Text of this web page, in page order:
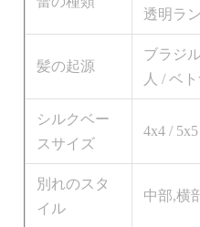
透明ラ
髪の起源
ブラジ
人 / ベ
シルクベー
スサイズ
4x4 /
別れのスタ
イル
中部,横